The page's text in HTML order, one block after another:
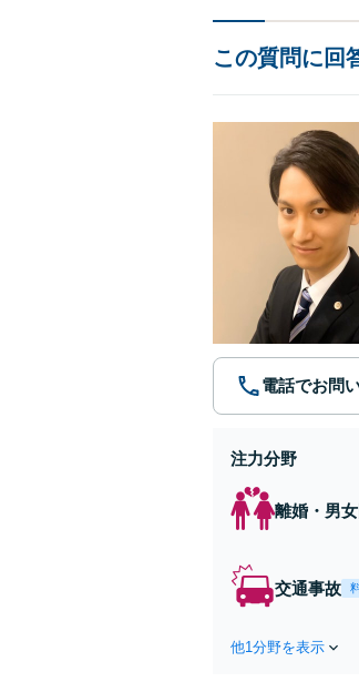
この質問に回
電話でお問
注力分野
離婚・男
交通事故
他1分野を表示